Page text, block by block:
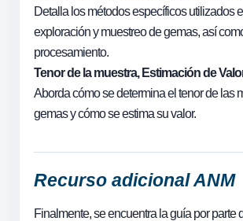
Detalla los métodos específicos utilizados
exploración y muestreo de gemas, así
procesamiento.
Tenor de la muestra, Estimación de
Aborda cómo se determina el tenor de las
gemas y cómo se estima su valor.
Recurso adicional ANM
Finalmente, se encuentra la guía por parte